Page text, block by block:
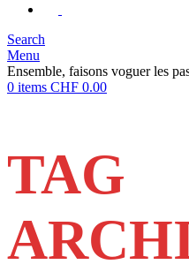
Search
Menu
Ensemble, faisons voguer les
0 items CHF 0.00
TAG